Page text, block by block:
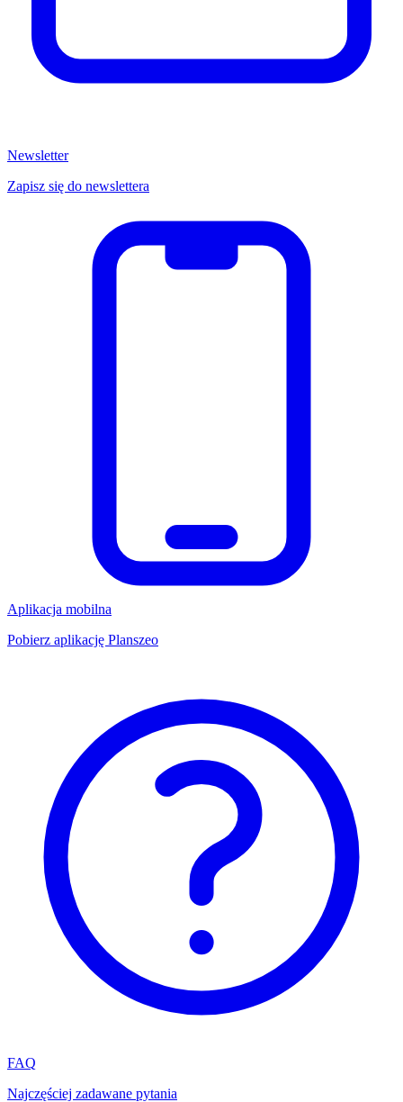
Newsletter
Zapisz się do newslettera
Aplikacja mobilna
Pobierz aplikację Planszeo
FAQ
Najczęściej zadawane pytania